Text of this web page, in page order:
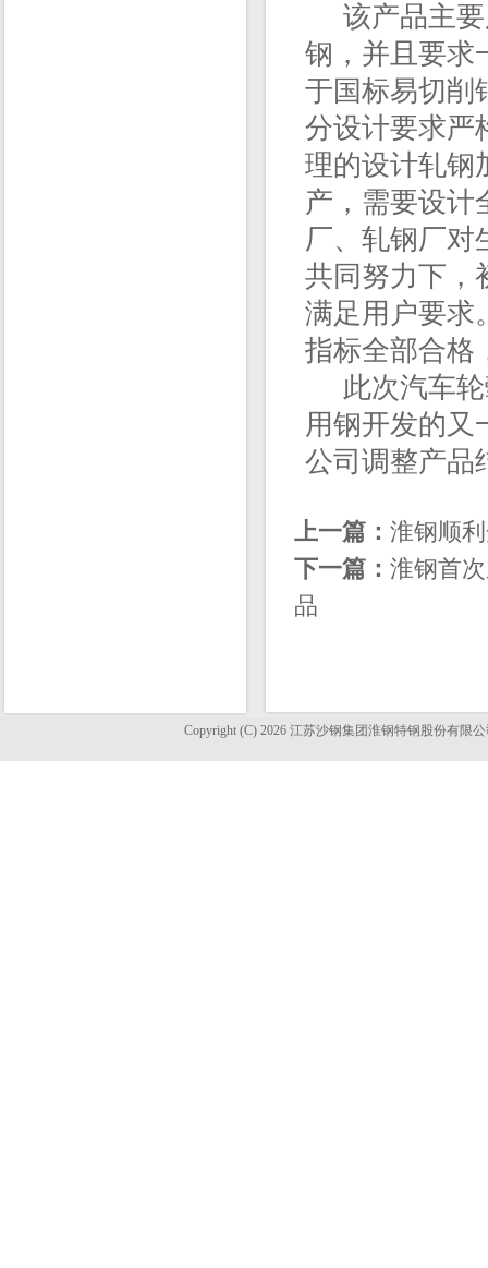
该产品主要
钢，并且要求
于国标易切削
分设计要求严
理的设计轧钢
产，需要设计
厂、轧钢厂对
共同努力下，
满足用户要求
指标全部合格
此次汽车轮
用钢开发的又
公司调整产品
上一篇： 淮钢顺
下一篇： 淮钢首
品
Copyright (C) 2026 江苏沙钢集团淮钢特钢股份有限